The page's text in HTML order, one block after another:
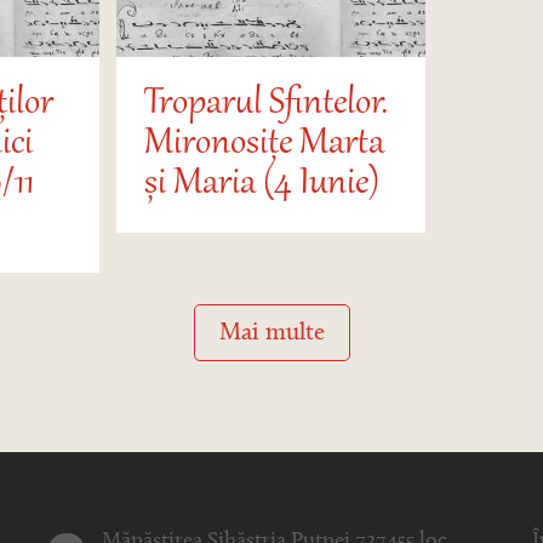
Troparul Sfintelor.
Mironosițe Marta
și Maria (4 Iunie)
Mai multe